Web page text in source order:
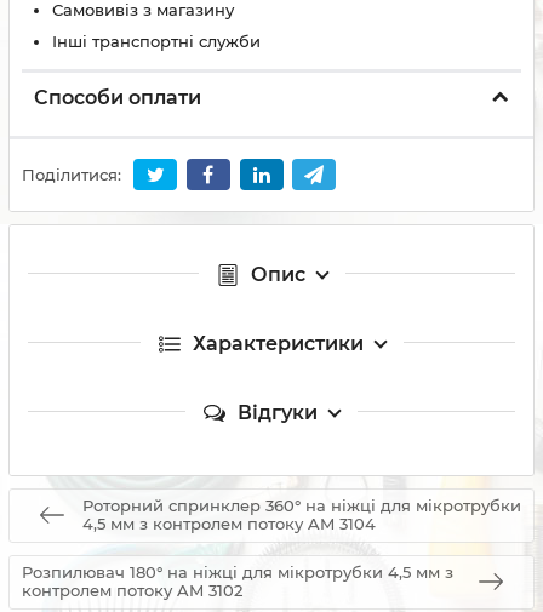
Самовивіз з магазину
Інші транспортні служби
Способи оплати
Поділитися:
Опис
Характеристики
Відгуки
Роторний спринклер 360° на ніжці для мікротрубки
4,5 мм з контролем потоку AM 3104
Розпилювач 180° на ніжці для мікротрубки 4,5 мм з
контролем потоку AM 3102